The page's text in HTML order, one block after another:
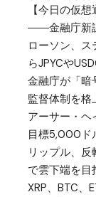
【今日の仮
――金融庁新
ローソン、
らJPYCや
金融庁が「
監督体制を格
アーサー・
目標5,000ド
リップル、
で雲下端を目
XRP、BTC、